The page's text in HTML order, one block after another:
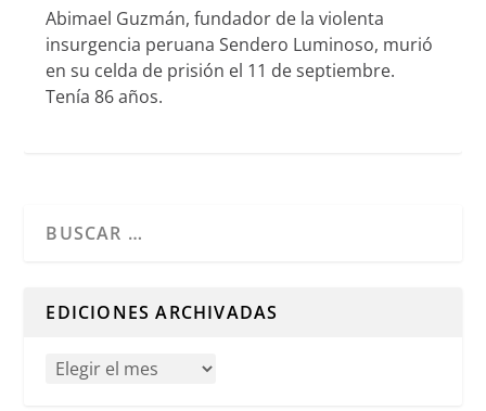
Abimael Guzmán, fundador de la violenta
insurgencia peruana Sendero Luminoso, murió
en su celda de prisión el 11 de septiembre.
Tenía 86 años.
EDICIONES ARCHIVADAS